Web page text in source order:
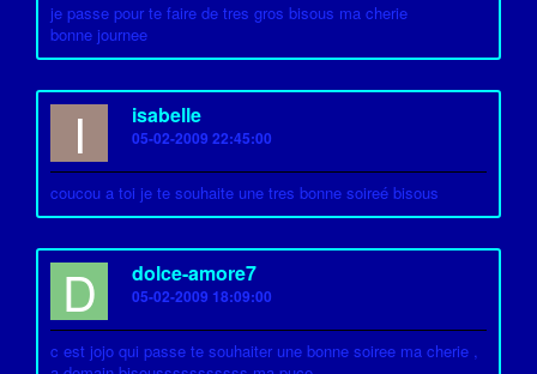
je passe pour te faire de tres gros bisous ma cherie
bonne journee
I isabelle
05-02-2009 22:45:00
coucou a toi je te souhaite une tres bonne soireé bisous
D dolce-amore7
05-02-2009 18:09:00
c est jojo qui passe te souhaiter une bonne soiree ma cherie ,